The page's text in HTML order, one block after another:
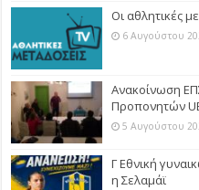
Οι αθλητικές
6 Αυγούστου
Ανακοίνωση
Προπονητών
5 Αυγούστου
Γ Εθνική
η Σελαμάϊ